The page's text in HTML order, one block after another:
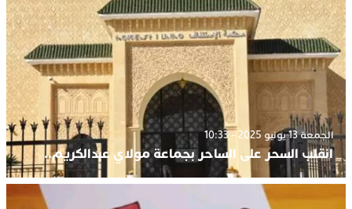
الجمعة 13 يونيو 2025 - 10:33
انقلب السحر على الساحر بجماعة مولاي عبدالكريم..